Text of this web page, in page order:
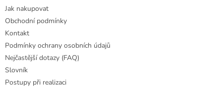
Jak nakupovat
Obchodní podmínky
Kontakt
Podmínky ochrany osobních údajů
Nejčastější dotazy (FAQ)
Slovník
Postupy při realizaci